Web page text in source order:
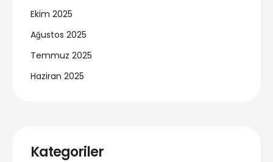
Ekim 2025
Ağustos 2025
Temmuz 2025
Haziran 2025
Kategoriler